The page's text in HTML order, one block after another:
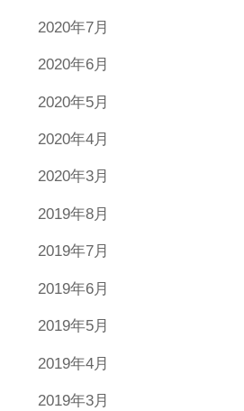
2020年7月
2020年6月
2020年5月
2020年4月
2020年3月
2019年8月
2019年7月
2019年6月
2019年5月
2019年4月
2019年3月